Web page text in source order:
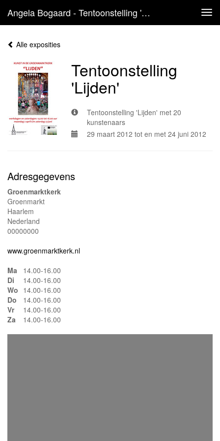
Angela Bogaard - Tentoonstelling 'Lijden'
Alle exposities
Tentoonstelling
'Lijden'
Tentoonstelling 'Lijden' met 20
kunstenaars
29 maart 2012 tot en met 24 juni 2012
Adresgegevens
Groenmarktkerk
Groenmarkt
Haarlem
Nederland
00000000
www.groenmarktkerk.nl
Ma
14.00-16.00
Di
14.00-16.00
Wo 14.00-16.00
Do
14.00-16.00
Vr
14.00-16.00
Za
14.00-16.00